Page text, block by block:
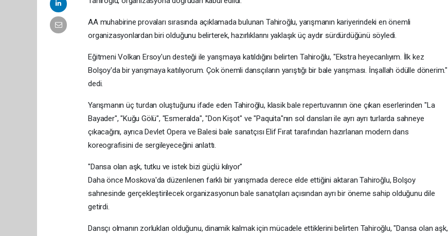
AA muhabirine provaları sırasında açıklamada bulunan Tahiroğlu, yarışmanın kariyerindeki en önemli
organizasyonlardan biri olduğunu belirterek, hazırlıklarını yaklaşık üç aydır sürdürdüğünü söyledi.
Eğitmeni Volkan Ersoy'un desteği ile yarışmaya katıldığını belirten Tahiroğlu, "Ekstra heyecanlıyım. İlk kez
Bolşoy'da bir yarışmaya katılıyorum. Çok önemli dansçıların yarıştığı bir bale yarışması. İnşallah ödülle dönerim."
dedi.
Yarışmanın üç turdan oluştuğunu ifade eden Tahiroğlu, klasik bale repertuvarının öne çıkan eserlerinden "La
Bayader", "Kuğu Gölü", "Esmeralda", "Don Kişot" ve "Paquita"nın sol dansları ile ayrı ayrı turlarda sahneye
çıkacağını, ayrıca Devlet Opera ve Balesi bale sanatçısı Elif Fırat tarafından hazırlanan modern dans
koreografisini de sergileyeceğini anlattı.
"Dansa olan aşk, tutku ve istek bizi güçlü kılıyor"
Daha önce Moskova'da düzenlenen farklı bir yarışmada derece elde ettiğini aktaran Tahiroğlu, Bolşoy
sahnesinde gerçekleştirilecek organizasyonun bale sanatçıları açısından ayrı bir öneme sahip olduğunu dile
getirdi.
Dansçı olmanın zorlukları olduğunu, dinamik kalmak için mücadele ettiklerini belirten Tahiroğlu, "Dansa olan aşk,